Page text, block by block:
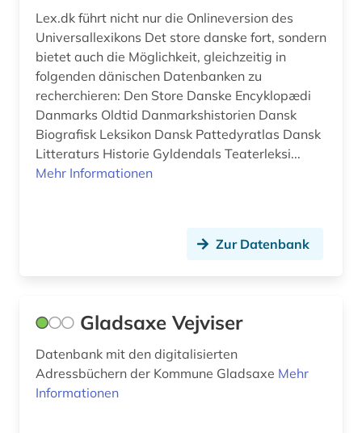
romanik (1)
rudersdal (1)
rune (1)
saint croix (2)
salling, herman | unternehmer (1)
schifffahrtsweg (1)
schleswig (1)
Lex.dk führt nicht nur die Onlineversion des
Universallexikons Det store danske fort, sondern
bietet auch die Möglichkeit, gleichzeitig in
folgenden dänischen Datenbanken zu
recherchieren: Den Store Danske Encyklopædi
Danmarks Oldtid Danmarkshistorien Dansk
Biografisk Leksikon Dansk Pattedyratlas Dansk
Litteraturs Historie Gyldendals Teaterleksi...
Mehr Informationen
Zur Datenbank
Gladsaxe Vejviser
Datenbank mit den digitalisierten
Adressbüchern der Kommune Gladsaxe Mehr
Informationen